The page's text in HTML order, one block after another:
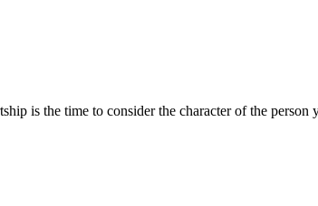
is the time to consider the character of the